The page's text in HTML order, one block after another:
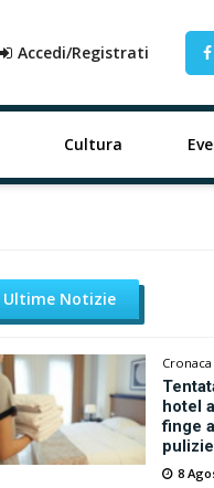
Accedi/Registrati
Cultura
Ultime Notizie
Cronaca
hotel
finge
pulizie
8